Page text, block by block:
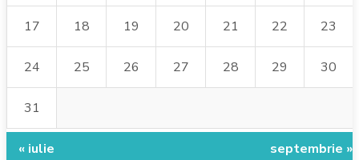
17 18 19 20 21 22 23
24 25 26 27 28 29 30
31
« iulie septembrie »